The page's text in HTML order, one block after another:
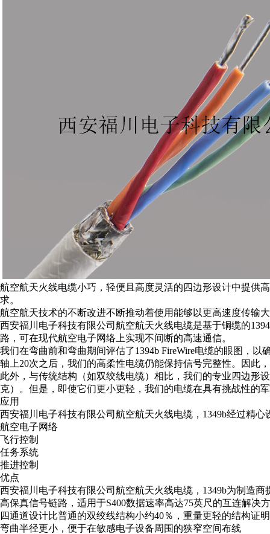
航空航天火线电缆小巧，轻便且高度灵活的四边形设计中提供
求。
航空航天技术的不断改进不断推动着使用能够以更高速度传输
西安福川电子科技有限公司航空航天火线电缆是基于铜缆的
路，可在现代航空电子网络上实现不间断的高速通信。
我们在弯曲前和弯曲期间评估了1394b FireWire电缆的眼图，
轴上20次之后，我们的高柔性电缆仍能保持信号完整性。因此
此外，与传统结构（如双绞线电缆）相比，我们的专业四边形
克）。但是，即使它们更小更轻，我们的电缆在具有挑战性的
应用
西安福川电子科技有限公司航空航天火线电缆，1349b经过精
航空电子网络
飞行控制
任务系统
推进控制
优点
西安福川电子科技有限公司航空航天火线电缆，1349b为制造
高保真信号链路，适用于S400数据速率高达75英尺的互连解
四通道设计比普通的双绞线结构小约40％，重量更轻的结构证
弯曲半径更小，便于在敏感电子设备周围的狭窄空间布线